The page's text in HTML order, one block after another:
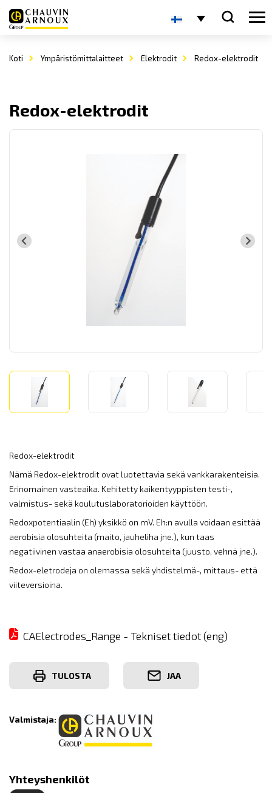
Koti Ympäristömittalaitteet Elektrodit Redox-elektrodit
Redox-elektrodit
Redox-elektrodit
Nämä Redox-elektrodit ovat luotettavia sekä vankkarakenteisia.
Erinomainen vasteaika. Kehitetty kaikentyyppisten testi-,
valmistus- sekä koulutuslaboratorioiden käyttöön.
Redoxpotentiaalin (Eh) yksikkö on mV. Eh:n avulla voidaan esittää
aerobisia olosuhteita (maito, jauheliha jne.), kun taas
negatiivinen vastaa anaerobisia olosuhteita (juusto, vehnä jne.).
Redox-eletrodeja on olemassa sekä yhdistelmä-, mittaus- että
viiteversioina.
CAElectrodes_Range - Tekniset tiedot (eng)
TULOSTA JAA
Valmistaja:
Yhteyshenkilöt